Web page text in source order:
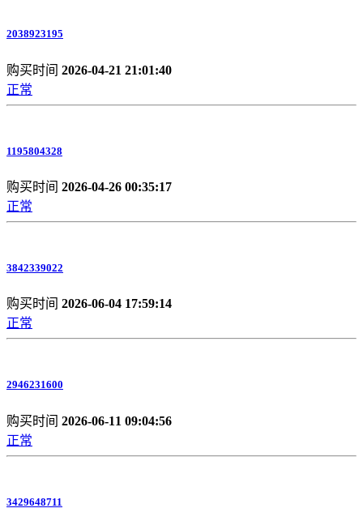
2038923195
购买时间 2026-04-21 21:01:40
正常
1195804328
购买时间 2026-04-26 00:35:17
正常
3842339022
购买时间 2026-06-04 17:59:14
正常
2946231600
购买时间 2026-06-11 09:04:56
正常
3429648711